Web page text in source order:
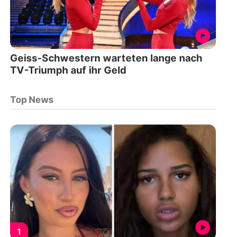
Geiss-Schwestern warteten lange nach
TV-Triumph auf ihr Geld
Top News
1